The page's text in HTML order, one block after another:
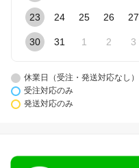
23 24 25 26 27
30 31 1 2 3
休業日（受注・発送対応なし）
受注対応のみ
発送対応のみ